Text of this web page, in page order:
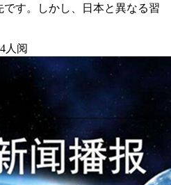
す。しかし、日本と異なる習
人阅